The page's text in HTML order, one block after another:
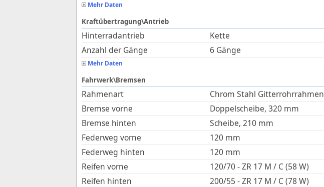
Mehr Daten
Kraftübertragung\Antrieb
Hinterradantrieb
Kette
Anzahl der Gänge
6 Gänge
Mehr Daten
Fahrwerk\Bremsen
Rahmenart
Chrom Stahl Gitterrohrrahmen
Bremse vorne
Doppelscheibe, 320 mm
Bremse hinten
Scheibe, 210 mm
Federweg vorne
120 mm
Federweg hinten
120 mm
Reifen vorne
120/70 - ZR 17 M / C (58 W)
Reifen hinten
200/55 - ZR 17 M / C (78 W)